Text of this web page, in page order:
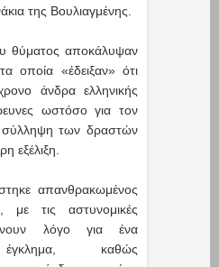
της Βουλιαγμένης.
θύματος αποκάλυψαν
οποία «έδειξαν» ότι
άνδρα ελληνικής
ωστόσο για τον
σύλληψη των δραστών
εξέλιξη.
απανθρακωμένος
με τις αστυνομικές
λόγο για ένα
έγκλημα, καθώς